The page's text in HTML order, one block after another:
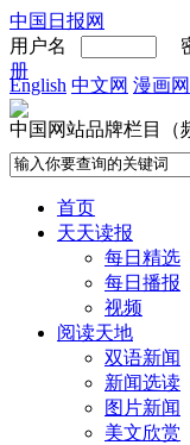
中国日报网
用户名
册
English 中文网 漫画网
中国网站品牌栏目（
首页
天天读报
每日精选
每日播报
视频
阅读天地
双语新闻
新闻选读
图片新闻
美文欣赏